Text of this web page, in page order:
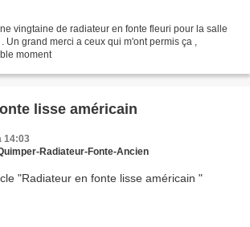
vingtaine de radiateur en fonte fleuri pour la salle
Un grand merci a ceux qui m'ont permis ça ,
moment
lisse américain
14:03
Radiateur-Fonte-Ancien